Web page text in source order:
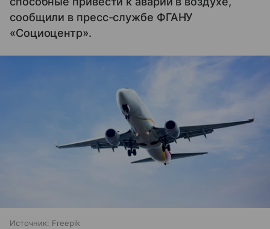
сообщили в пресс-службе ФГАНУ
«Cоциоцентр».
Источник: Freepik